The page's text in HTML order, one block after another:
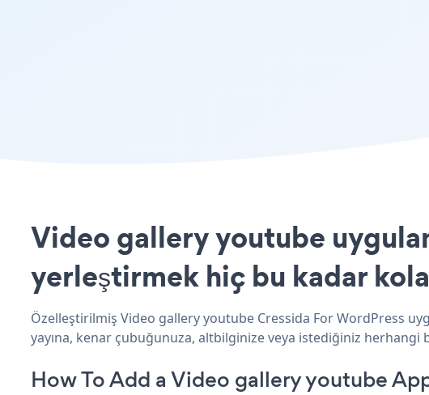
Video gallery youtube
yerleştirmek hiç bu kadar
Özelleştirilmiş Video gallery youtube Cressida For WordPress
yayına, kenar çubuğunuza, altbilginize veya istediğiniz herhangi
How To Add a Video gallery youtube